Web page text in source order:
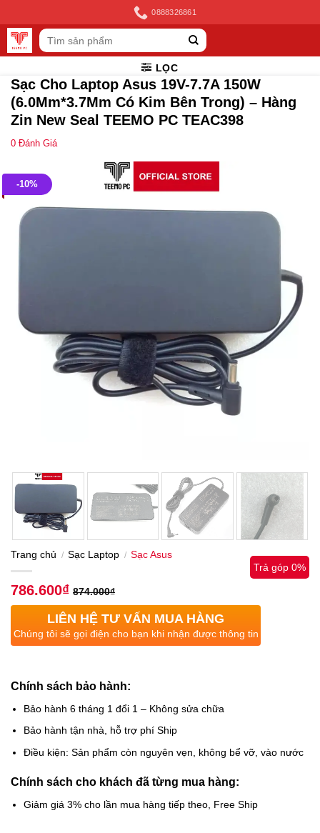
to
content
0888326861
Tìm
kiếm:
LỌC
Sạc Cho Laptop Asus 19V-7.7A 150W
(6.0Mm*3.7Mm Có Kim Bên Trong) – Hàng
Zin New Seal TEEMO PC TEAC398
0 Đánh Giá
-10%
Trang chủ / Sạc Laptop / Sạc Asus
786.600₫ 874.000₫
Trả góp 0%
LIÊN HỆ TƯ VẤN MUA HÀNG
Chúng tôi sẽ gọi điện cho bạn khi nhận được thông tin
Chính sách bảo hành:
Bảo hành 6 tháng 1 đổi 1 – Không sửa chữa
Bảo hành tận nhà, hỗ trợ phí Ship
Điều kiện: Sản phẩm còn nguyên vẹn, không bể vỡ, vào nước
Chính sách cho khách đã từng mua hàng:
Giảm giá 3% cho lần mua hàng tiếp theo, Free Ship